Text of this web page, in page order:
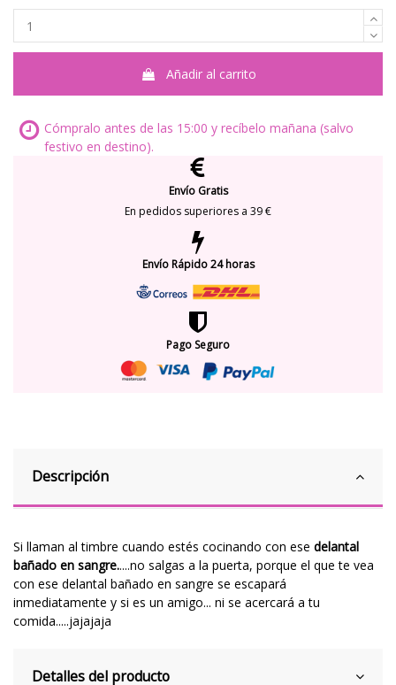
Añadir al carrito
Cómpralo antes de las 15:00 y recíbelo mañana (salvo
festivo en destino).
Envío Gratis
En pedidos superiores a 39 €
Envío Rápido 24 horas
Pago Seguro
Descripción
Si llaman al timbre cuando estés cocinando con ese delantal
bañado en sangre.....no salgas a la puerta, porque el que te vea
con ese delantal bañado en sangre se escapará
inmediatamente y si es un amigo... ni se acercará a tu
comida.....jajajaja
Detalles del producto